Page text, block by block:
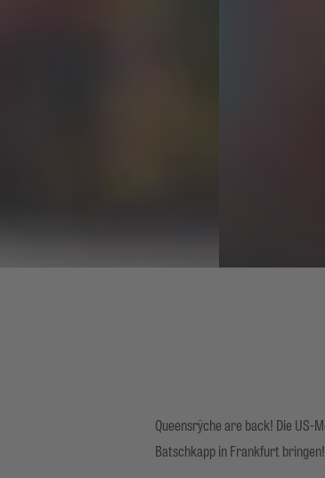
Queensrÿche are back! Die US-
Batschkapp in Frankfurt bringen!